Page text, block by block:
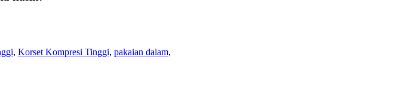
, Korset Kompresi Tinggi, pakaian dalam,